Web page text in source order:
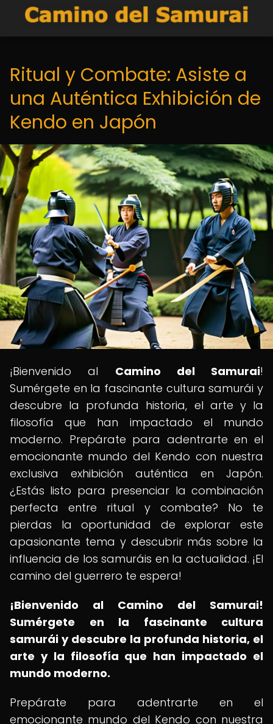
Ritual y Combate: Asiste a
una Auténtica Exhibición de
Kendo en Japón
¡Bienvenido al Camino del Samurai!
Sumérgete en la fascinante cultura samurái y
descubre la profunda historia, el arte y la
filosofía que han impactado el mundo
moderno. Prepárate para adentrarte en el
emocionante mundo del Kendo con nuestra
exclusiva exhibición auténtica en Japón.
¿Estás listo para presenciar la combinación
perfecta entre ritual y combate? No te
pierdas la oportunidad de explorar este
apasionante tema y descubrir más sobre la
influencia de los samuráis en la actualidad. ¡El
camino del guerrero te espera!
¡Bienvenido al Camino del Samurai!
Sumérgete en la fascinante cultura
samurái y descubre la profunda historia, el
arte y la filosofía que han impactado el
mundo moderno.
Prepárate para adentrarte en el
emocionante mundo del Kendo con nuestra